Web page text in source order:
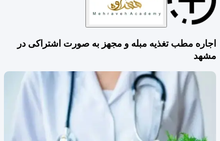
اجاره مطب تغذیه مبله و مجهز به صورت اشتراکی در
مشهد